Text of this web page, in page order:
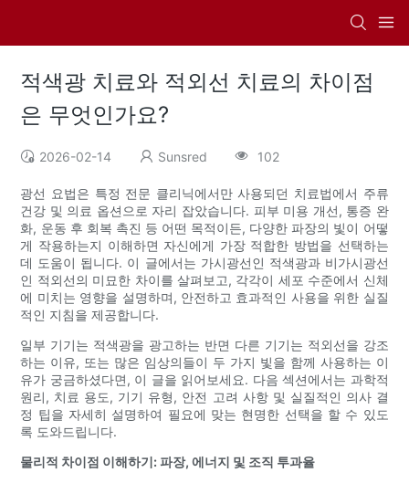
적색광 치료와 적외선 치료의 차이점
은 무엇인가요?
2026-02-14 Sunsred 102
광선 요법은 특정 전문 클리닉에서만 사용되던 치료법에서 주류
건강 및 의료 옵션으로 자리 잡았습니다. 피부 미용 개선, 통증 완
화, 운동 후 회복 촉진 등 어떤 목적이든, 다양한 파장의 빛이 어떻
게 작용하는지 이해하면 자신에게 가장 적합한 방법을 선택하는
데 도움이 됩니다. 이 글에서는 가시광선인 적색광과 비가시광선
인 적외선의 미묘한 차이를 살펴보고, 각각이 세포 수준에서 신체
에 미치는 영향을 설명하며, 안전하고 효과적인 사용을 위한 실질
적인 지침을 제공합니다.
일부 기기는 적색광을 광고하는 반면 다른 기기는 적외선을 강조
하는 이유, 또는 많은 임상의들이 두 가지 빛을 함께 사용하는 이
유가 궁금하셨다면, 이 글을 읽어보세요. 다음 섹션에서는 과학적
원리, 치료 용도, 기기 유형, 안전 고려 사항 및 실질적인 의사 결
정 팁을 자세히 설명하여 필요에 맞는 현명한 선택을 할 수 있도
록 도와드립니다.
물리적 차이점 이해하기: 파장, 에너지 및 조직 투과율